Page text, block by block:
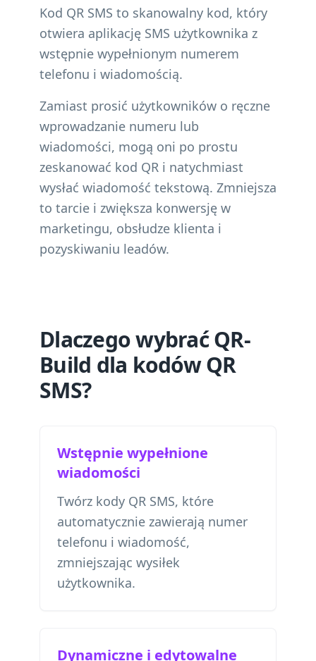
Kod QR SMS to skanowalny kod, który
otwiera aplikację SMS użytkownika z
wstępnie wypełnionym numerem
telefonu i wiadomością.
Zamiast prosić użytkowników o ręczne
wprowadzanie numeru lub
wiadomości, mogą oni po prostu
zeskanować kod QR i natychmiast
wysłać wiadomość tekstową. Zmniejsza
to tarcie i zwiększa konwersję w
marketingu, obsłudze klienta i
pozyskiwaniu leadów.
Dlaczego wybrać QR-
Build dla kodów QR
SMS?
Wstępnie wypełnione
wiadomości
Twórz kody QR SMS, które
automatycznie zawierają numer
telefonu i wiadomość,
zmniejszając wysiłek
użytkownika.
Dynamiczne i edytowalne